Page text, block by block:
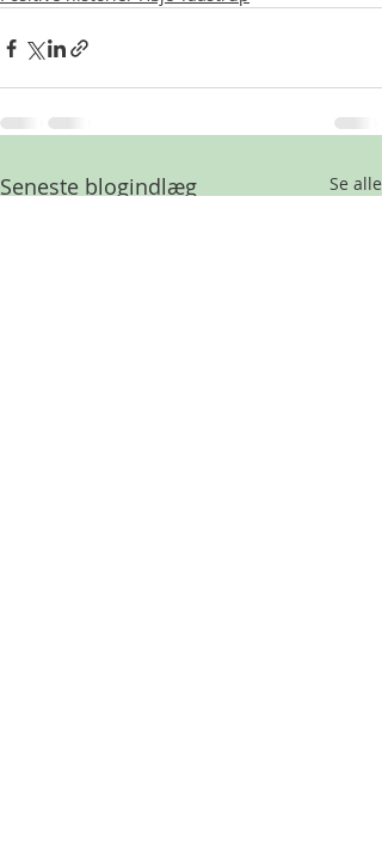
Seneste blogindlæg Se alle